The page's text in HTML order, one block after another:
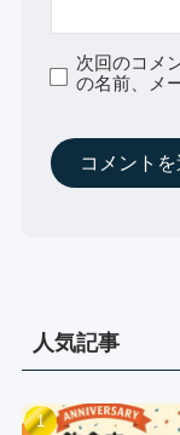
次回のコメ
の名前、メ
人気記事